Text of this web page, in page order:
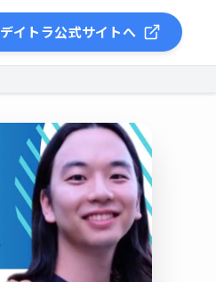
デイトラ公式サイトへ